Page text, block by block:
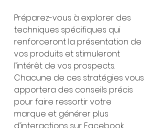
Préparez-vous à explorer des
techniques spécifiques qui
renforceront la présentation de
vos produits et stimuleront
l’intérêt de vos prospects.
Chacune de ces stratégies vous
apportera des conseils précis
pour faire ressortir votre
marque et générer plus